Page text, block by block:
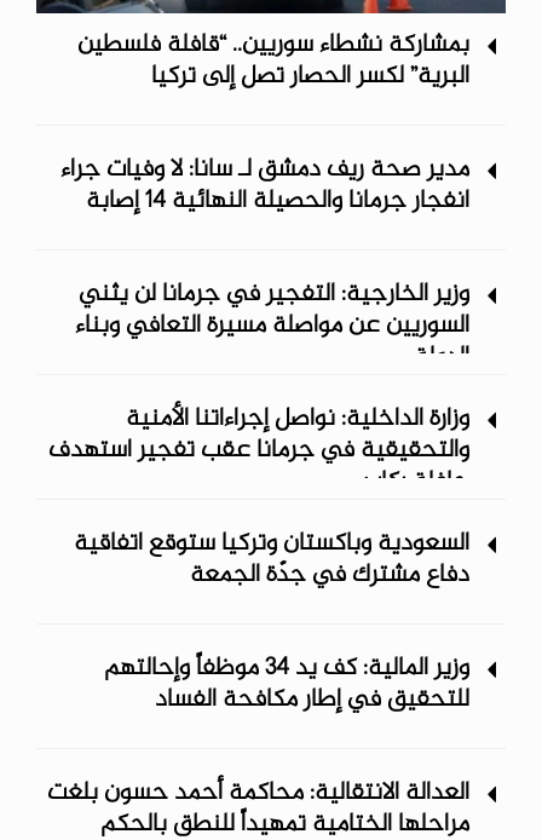
بمشاركة نشطاء سوريين.. “قافلة فلسطين
البرية” لكسر الحصار تصل إلى تركيا
مدير صحة ريف دمشق لـ سانا: لا وفيات جراء
انفجار جرمانا والحصيلة النهائية 14 إصابة
وزير الخارجية: التفجير في جرمانا لن يثني
السوريين عن مواصلة مسيرة التعافي وبناء
الدولة
وزارة الداخلية: نواصل إجراءاتنا الأمنية
والتحقيقية في جرمانا عقب تفجير استهدف
حافلة ركاب
السعودية وباكستان وتركيا ستوقع اتفاقية
دفاع مشترك في جدّة الجمعة
وزير المالية: كف يد 34 موظفاً وإحالتهم
للتحقيق في إطار مكافحة الفساد
العدالة الانتقالية: محاكمة أحمد حسون بلغت
مراحلها الختامية تمهيداً للنطق بالحكم